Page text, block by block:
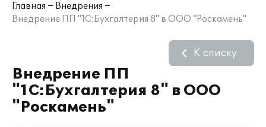
Главная
Внедрения
Внедрение ПП "1С:Бухгалтерия 8" в ООО "Роскамень"
Внедрение ПП
"1С:Бухгалтерия 8" в ООО
"Роскамень"
К списку